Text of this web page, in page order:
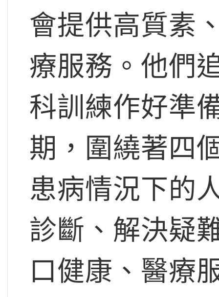
會提供高質素
療服務。他們
科訓練作好準
期，圍繞著四
患病情況下的
診斷、解決疑
口健康、醫療